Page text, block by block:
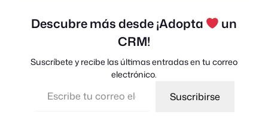
Descubre más desde ¡Adopta
un
CRM!
Suscríbete y recibe las últimas entradas en tu correo
electrónico.
Suscribirse